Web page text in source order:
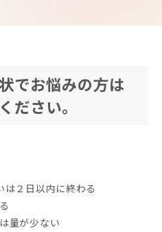
でお悩みの方は
ださい。
２日以内に終わる
量が少ない